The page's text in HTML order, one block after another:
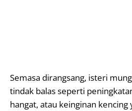
Semasa dirangsang, isteri
tindak balas seperti
hangat, atau keinginan